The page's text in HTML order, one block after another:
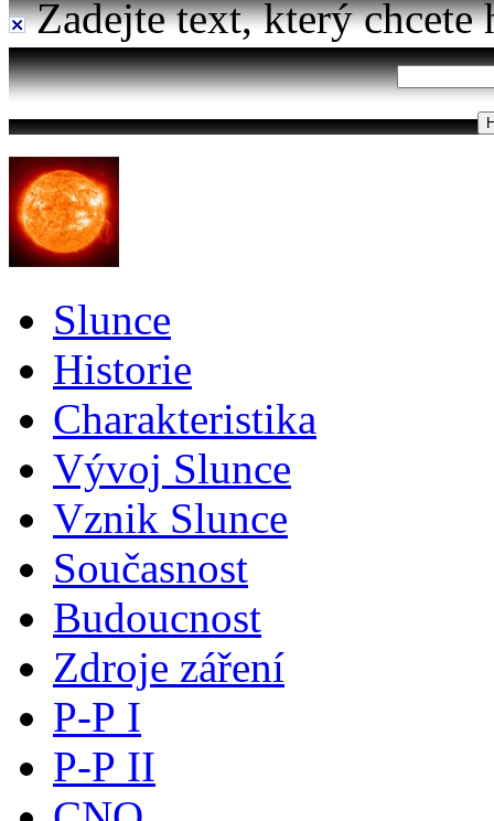
Zadejte text, který chcete
Slunce
Historie
Charakteristika
Vývoj Slunce
Vznik Slunce
Současnost
Budoucnost
Zdroje záření
P-P I
P-P II